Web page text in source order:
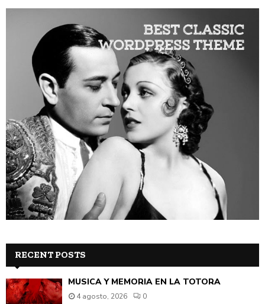
RECENT POSTS
MÚSICA Y MEMORIA EN LA TOTORA
4 agosto, 2026 0